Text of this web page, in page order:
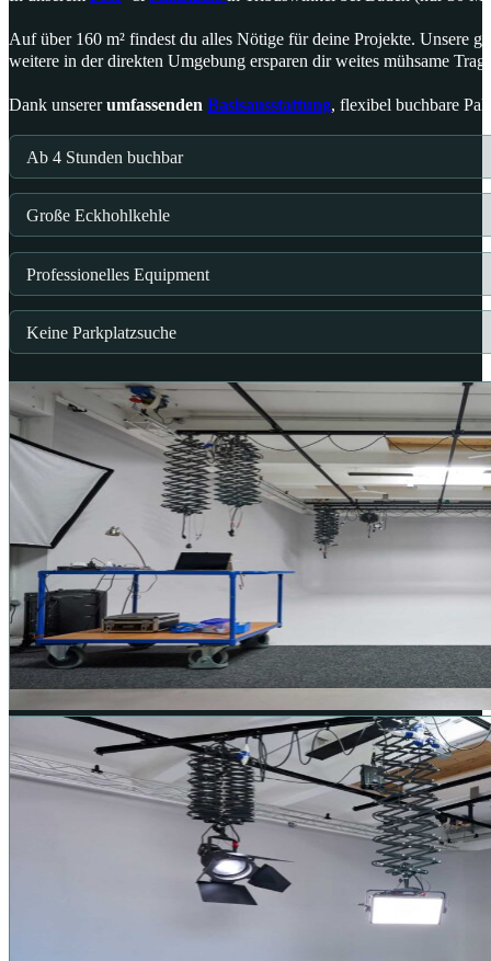
Auf über 160 m² findest du alles Nötige für deine Projekte. Unsere
weitere in der direkten Umgebung ersparen dir weites mühsame
Dank unsererumfassenden Basisausstattung, flexibel buchbare
Ab 4 Stunden buchbar
Große Eckhohlkehle
Professionelles Equipment
Keine Parkplatzsuche